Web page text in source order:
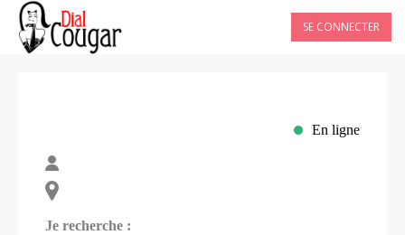
SE CONNECTER
En ligne
Je recherche :